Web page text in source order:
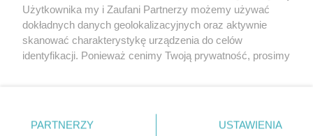
Zapomniałem hasła
Copyright © 2022 Kurier Szczeciński sp. z o.o.
Użytkownika my i Zaufani Partnerzy możemy używać
dokładnych danych geolokalizacyjnych oraz aktywnie
skanować charakterystykę urządzenia do celów
identyfikacji. Ponieważ cenimy Twoją prywatność, prosimy
prywatności znajdujący się w lewym dolnym rogu strony
. Niektóre rodzaje przetwarzania danych nie wymagają
PARTNERZY USTAWIENIA